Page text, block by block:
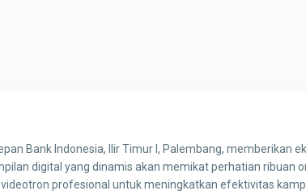
Bank Indonesia, Ilir Timur I, Palembang, memberikan
digital yang dinamis akan memikat perhatian ribuan
profesional untuk meningkatkan efektivitas